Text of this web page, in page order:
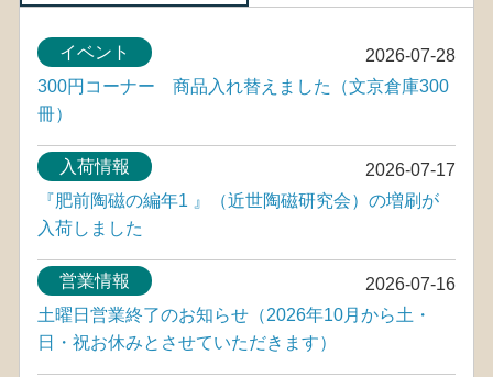
2026-07-28
イベント
300円コーナー 商品入れ替えました（文京倉庫300
冊）
2026-07-17
入荷情報
『肥前陶磁の編年1 』（近世陶磁研究会）の増刷が
入荷しました
2026-07-16
営業情報
土曜日営業終了のお知らせ（2026年10月から土・
日・祝お休みとさせていただきます）